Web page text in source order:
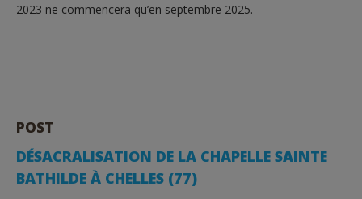
2023 ne commencera qu’en septembre 2025.
POST
DÉSACRALISATION DE LA CHAPELLE SAINTE
BATHILDE À CHELLES (77)